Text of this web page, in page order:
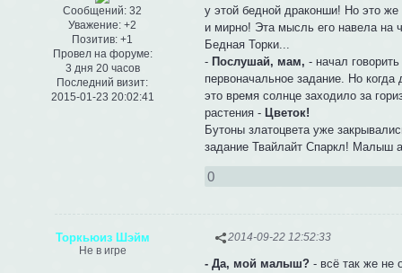
Сообщений: 32
Уважение: +2
Позитив: +1
Провел на форуме:
3 дня 20 часов
Последний визит:
2015-01-23 20:02:41
у этой бедной драконши! Но это
и мирно! Эта мысль его навела на
Бедная Торки...
- Послушай, мам, - начал
первоначальное задание. Но
это время солнце заходило за
растения - Цветок!
Бутоны златоцвета уже
задание Твайлайт Спаркл! Малыш
0
2014-09-22 12:52:33
Торкьюиз Шэйм
Не в игре
- Да, мой малыш?- всё так же не